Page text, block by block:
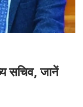
सचिव, जानें